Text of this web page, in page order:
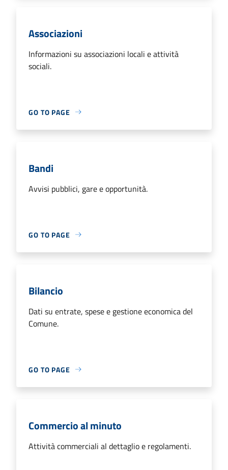
Associazioni
Informazioni su associazioni locali e attività
sociali.
GO TO PAGE
Bandi
Avvisi pubblici, gare e opportunità.
GO TO PAGE
Bilancio
Dati su entrate, spese e gestione economica del
Comune.
GO TO PAGE
Commercio al minuto
Attività commerciali al dettaglio e regolamenti.